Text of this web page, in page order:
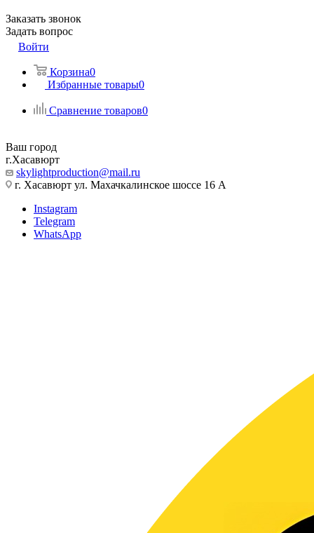
Заказать звонок
Задать вопрос
Войти
Корзина0
Избранные товары0
Сравнение товаров0
Ваш город
г.Хасавюрт
skylightproduction@mail.ru
г. Хасавюрт ул. Махачкалинское шоссе 16 А
Instagram
Telegram
WhatsApp